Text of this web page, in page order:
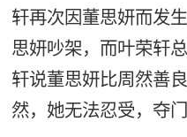
轩再次因董思妍而发
思妍吵架，而叶荣轩
轩说董思妍比周然善
然，她无法忍受，夺